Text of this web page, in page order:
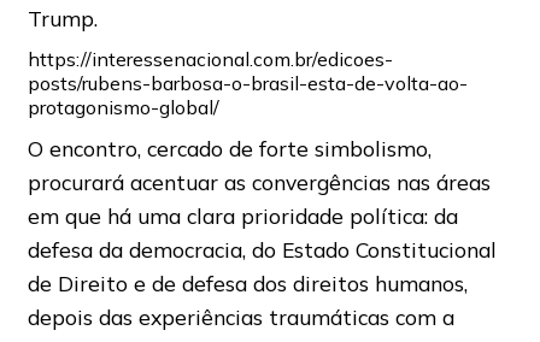
Trump.
https://interessenacional.com.br/edicoes-
posts/rubens-barbosa-o-brasil-esta-de-volta-ao-
protagonismo-global/
O encontro, cercado de forte simbolismo,
procurará acentuar as convergências nas áreas
em que há uma clara prioridade política: da
defesa da democracia, do Estado Constitucional
de Direito e de defesa dos direitos humanos,
depois das experiências traumáticas com a